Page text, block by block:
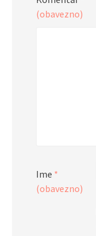
(obavezno)
Ime *
(obavezno)